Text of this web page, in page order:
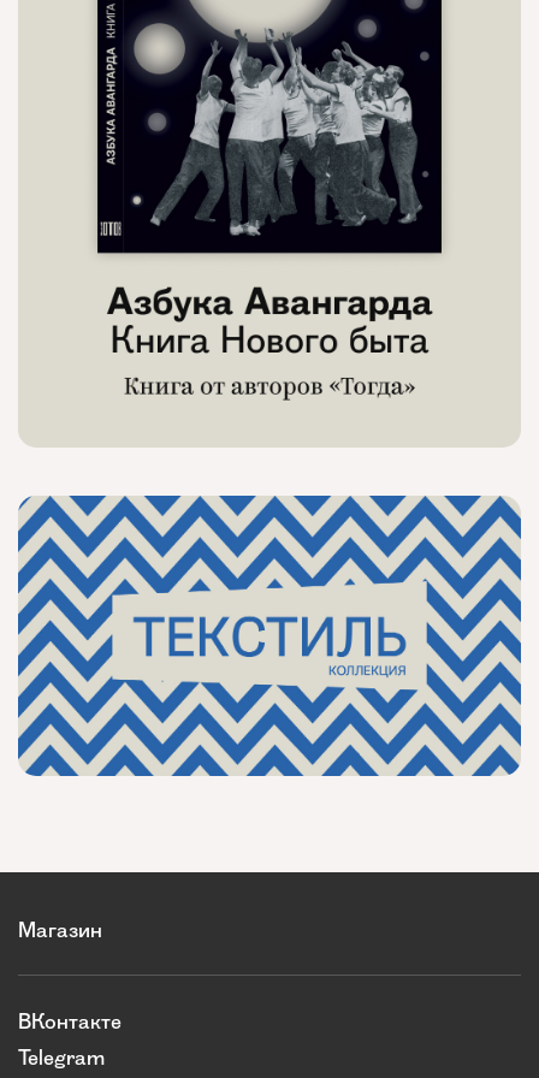
Магазин
ВКонтакте
Telegram